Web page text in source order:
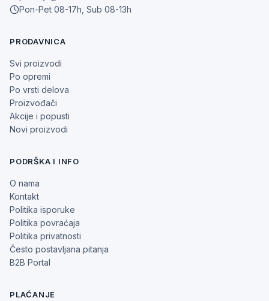
Pon-Pet 08-17h, Sub 08-13h
PRODAVNICA
Svi proizvodi
Po opremi
Po vrsti delova
Proizvođači
Akcije i popusti
Novi proizvodi
PODRŠKA I INFO
O nama
Kontakt
Politika isporuke
Politika povraćaja
Politika privatnosti
Često postavljana pitanja
B2B Portal
PLAĆANJE